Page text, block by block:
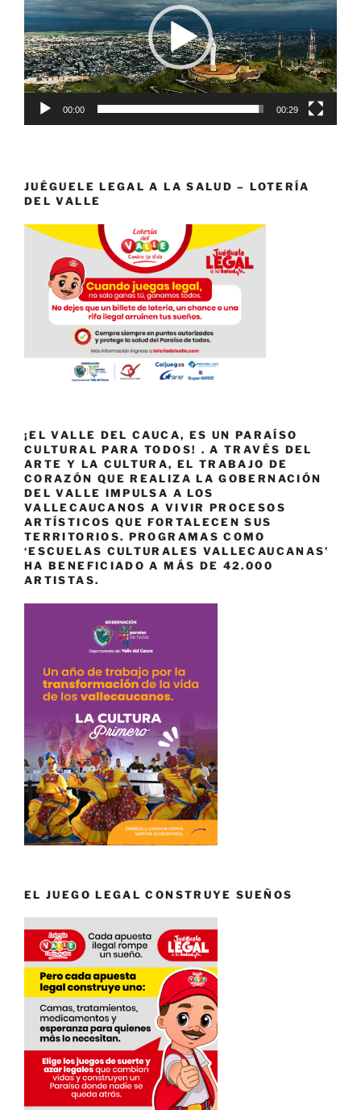
00:00 00:29
JUÉGUELE LEGAL A LA SALUD – LOTERÍA
DEL VALLE
¡EL VALLE DEL CAUCA, ES UN PARAÍSO
CULTURAL PARA TODOS! . A TRAVÉS DEL
ARTE Y LA CULTURA, EL TRABAJO DE
CORAZÓN QUE REALIZA LA GOBERNACIÓN
DEL VALLE IMPULSA A LOS
VALLECAUCANOS A VIVIR PROCESOS
ARTÍSTICOS QUE FORTALECEN SUS
TERRITORIOS. PROGRAMAS COMO
‘ESCUELAS CULTURALES VALLECAUCANAS’
HA BENEFICIADO A MÁS DE 42.000
ARTISTAS.
EL JUEGO LEGAL CONSTRUYE SUEÑOS